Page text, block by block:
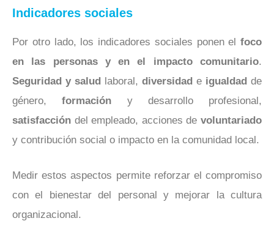
Indicadores sociales
Por otro lado, los indicadores sociales ponen el foco
en las personas y en el impacto comunitario.
Seguridad y salud
laboral, diversidad e igualdad de
género,formación y desarrollo profesional,
satisfacción del empleado, acciones de voluntariado
y contribución social o impacto en la comunidad local.
Medir estos aspectos permite reforzar el compromiso
con el bienestar del personal y mejorar la cultura
organizacional.